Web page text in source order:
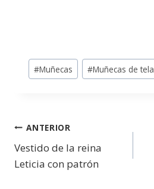
#Muñecas #Muñecas de tela
ANTERIOR
Vestido de la reina
Leticia con patrón